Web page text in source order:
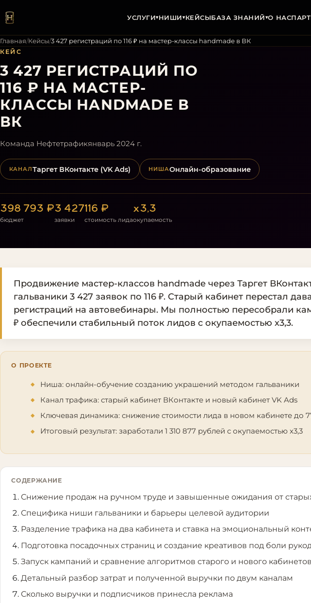
УСЛУГИ▾НИШИ▾КЕЙСЫБАЗА ЗНАНИЙ▾О НАС
Главная/Кейсы/3 427 регистраций по 116 ₽ на мастер-классы handmade в ВК
КЕЙС
3 427 РЕГИСТРАЦИЙ ПО
116 ₽ НА МАСТЕР-
КЛАССЫ HANDMADE В
ВК
Команда Нефтетрафикянварь 2024 г.
КАНАЛТаргет ВКонтакте (VK Ads) НИШАОнлайн-образование
398 793 ₽
бюджет
3 427
заявки
116 ₽
стоимость лида
х3,3
окупаемость
Продвижение мастер-классов handmade через Таргет
гальваники 3 427 заявок по 116 ₽. Старый кабинет перестал
регистраций на автовебинары. Мы полностью пересобрали
₽ обеспечили стабильный поток лидов с окупаемостью х3,3.
О ПРОЕКТЕ
Ниша: онлайн-обучение созданию украшений методом гальваники
Канал трафика: старый кабинет ВКонтакте и новый кабинет VK Ads
Ключевая динамика: снижение стоимости лида в новом кабинете до
Итоговый результат: заработали 1 310 877 рублей с окупаемостью х3,3
СОДЕРЖАНИЕ
Снижение продаж на ручном труде и завышенные ожидания от
Специфика ниши гальваники и барьеры целевой аудитории
Разделение трафика на два кабинета и ставка на эмоциональный
Подготовка посадочных страниц и создание креативов под боли
Запуск кампаний и сравнение алгоритмов старого и нового кабинетов
Детальный разбор затрат и полученной выручки по двум каналам
Сколько выручки и подписчиков принесла реклама